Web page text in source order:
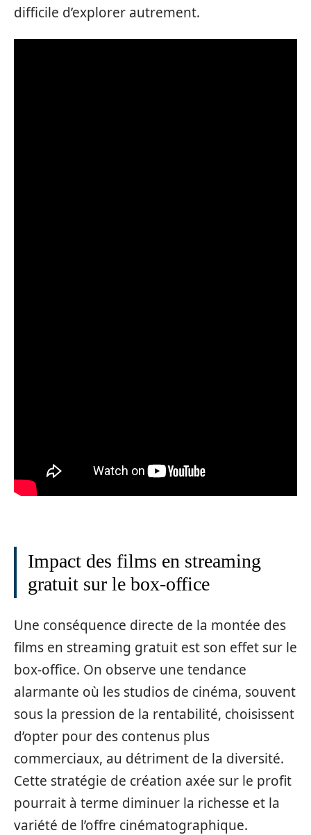
difficile d’explorer autrement.
Impact des films en streaming
gratuit sur le box-office
Une conséquence directe de la montée des
films en streaming gratuit est son effet sur le
box-office. On observe une tendance
alarmante où les studios de cinéma, souvent
sous la pression de la rentabilité, choisissent
d’opter pour des contenus plus
commerciaux, au détriment de la diversité.
Cette stratégie de création axée sur le profit
pourrait à terme diminuer la richesse et la
variété de l’offre cinématographique.